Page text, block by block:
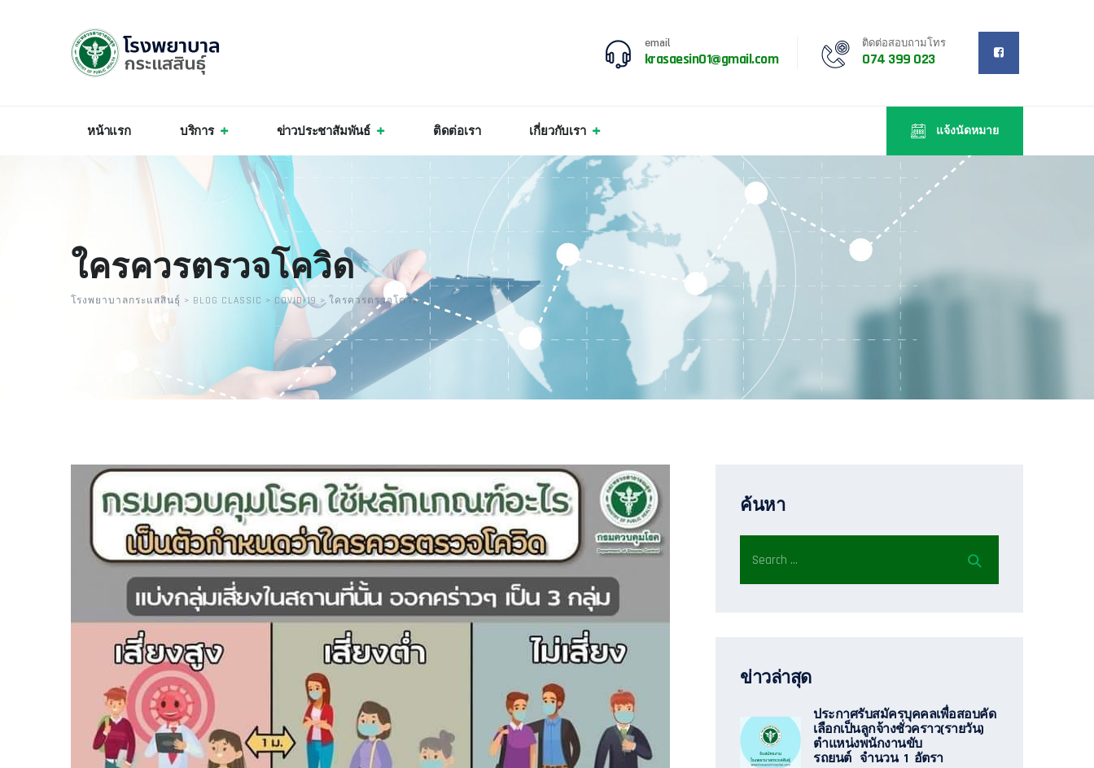
email
krasaesin01@gmail.com
ติดต่อสอบถามโทร
074 399 023
หน้าแรก บริการ ข่าวประชาสัมพันธ์ ติดต่อเรา เกี่ยวกับเรา แจ้งนัดหมาย
ใครควรตรวจโควิด
โรงพยาบาลกระแสสินธุ์ > BLOG CLASSIC > COVID-19 > ใครควรตรวจโควิด
ค้นหา
ข่าวล่าสุด
ประกาศรับสมัครบุคคลเพื่อสอบคัด
เลือกเป็นลูกจ้างชั่วคราว(รายวัน)
ตำแหน่งพนักงานขับ
รถยนต์ จำนวน 1 อัตรา